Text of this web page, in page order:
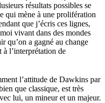
résultats possibles se
qui mène à une prolifération
que j’écris ces lignes,
vivant dans des mondes
qu’on a gagné au change
à l’interprétation de
l’attitude de Dawkins par
que classique, est très
lui, un mineur et un majeur.